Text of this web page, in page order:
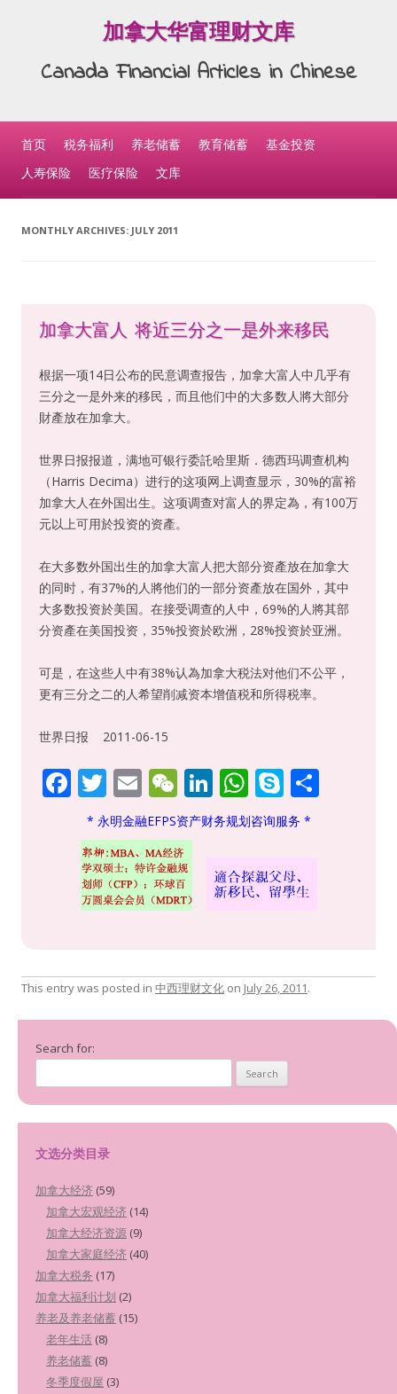
加拿大华富理财文库
Canada Financial Articles in Chinese
Skip to content
首页
税务福利 养老储蓄 教育储蓄
基金投资
人寿保险
医疗保险 文库
MONTHLY ARCHIVES: JULY 2011
加拿大富人 将近三分之一是外来移民
根据一项14日公布的民意调查报告，加拿大富人中几乎有
三分之一是外来的移民，而且他们中的大多数人將大部分
財產放在加拿大。
世界日报报道，满地可银行委託哈里斯．德西玛调查机构
（Harris Decima）进行的这项网上调查显示，30%的富裕
加拿大人在外国出生。这项调查对富人的界定為，有100万
元以上可用於投资的资產。
在大多数外国出生的加拿大富人把大部分资產放在加拿大
的同时，有37%的人將他们的一部分资產放在国外，其中
大多数投资於美国。在接受调查的人中，69%的人將其部
分资產在美国投资，35%投资於欧洲，28%投资於亚洲。
可是，在这些人中有38%认為加拿大税法对他们不公平，
更有三分之二的人希望削减资本增值税和所得税率。
世界日报 2011-06-15
F
ac
e
b
o
T
w
itt
er
E
m
ai
l
W
e
C
h
at
Li
n
k
e
dI
W
h
at
s
A
S
k
y
p
e
* 永明金融EFPS资产财务规划咨询服务 *
This entry was posted in 中西理财文化 on July 26, 2011.
Search for:
文选分类目录
加拿大经济 (59)
加拿大宏观经济 (14)
加拿大经济资源 (9)
加拿大家庭经济 (40)
加拿大税务 (17)
加拿大福利计划 (2)
养老及养老储蓄 (15)
老年生活 (8)
养老储蓄 (8)
冬季度假屋 (3)